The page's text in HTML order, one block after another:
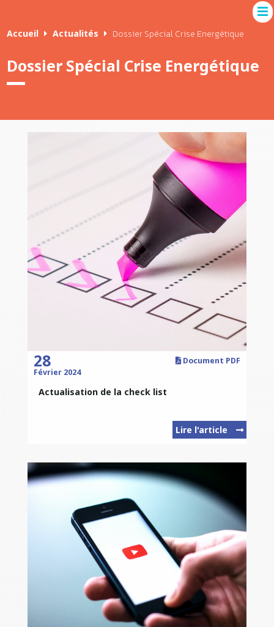
Accueil Actualités Dossier Spécial Crise Energétique
Dossier Spécial Crise Energétique
Document PDF
28
Février 2024
Actualisation de la check list
Lire l'article